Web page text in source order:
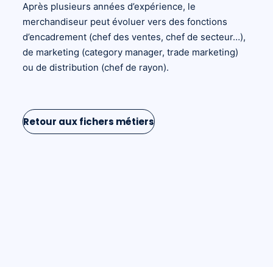
Après plusieurs années d’expérience, le
merchandiseur peut évoluer vers des fonctions
d’encadrement (chef des ventes, chef de secteur…),
de marketing (category manager, trade marketing)
ou de distribution (chef de rayon).
Retour aux fichers métiers